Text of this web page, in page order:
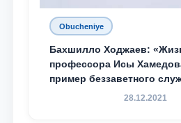
Obucheniye
Бахшилло Ходжаев:
профессора Исы
пример беззаветного
Родине и воспитанию
28.12.2021